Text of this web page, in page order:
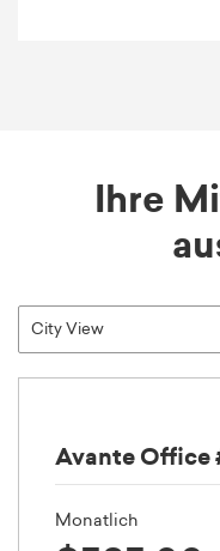
Ihre
Avante Office
Monatlich